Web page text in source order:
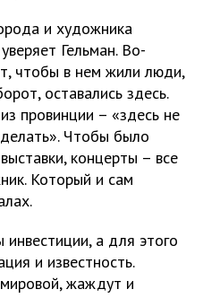
и художника
Гельман. Во-
чтобы в нем жили люди,
оставались здесь.
провинции – «здесь не
Чтобы было
концерты – все
Который и сам
а для этого
и известность.
жаждут и